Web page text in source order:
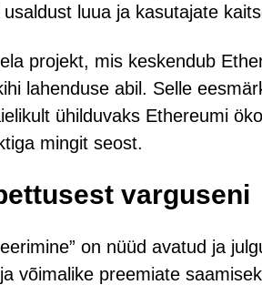
luua ja kasutajate
projekt, mis keskendub
lahenduse abil. Selle
ühilduvaks Ethereumi
mingit seost.
varguseni
on nüüd avatud ja
võimalike preemiate